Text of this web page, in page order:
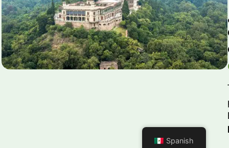
Blog
Voluntariado Chapultepec
Aliados
Legales
Prensa
Aviso de Privacidad
Spanish